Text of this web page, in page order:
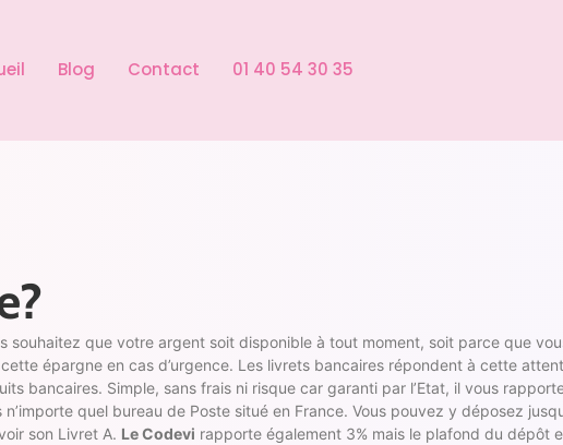
Blog Contact 01 40 54 30 35
souhaitez que votre argent soit disponible à tout moment, soit parce que
épargne en cas d’urgence. Les livrets bancaires répondent à cette
bancaires. Simple, sans frais ni risque car garanti par l’Etat, il vous
quel bureau de Poste situé en France. Vous pouvez y déposez
son Livret A. Le Codevi rapporte également 3% mais le plafond du dépôt